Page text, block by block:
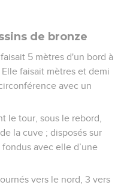
de bronze
5 mètres d'un bord à
faisait mètres et demi
avec un
le tour, sous le rebord,
la cuve ; disposés sur
avec elle d’une
vers le nord, 3 vers